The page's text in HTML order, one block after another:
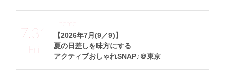
7.31
Fri
【2026年7月(9／9)】
夏の日差しを味方にする
アクティブおしゃれSNAP♪＠東京
Theme